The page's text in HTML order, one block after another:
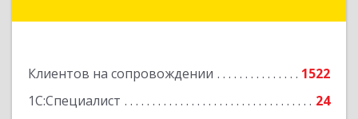
Клиентов на сопровождении
1522
1С:Специалист
24